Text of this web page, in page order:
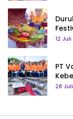
12
PT
28